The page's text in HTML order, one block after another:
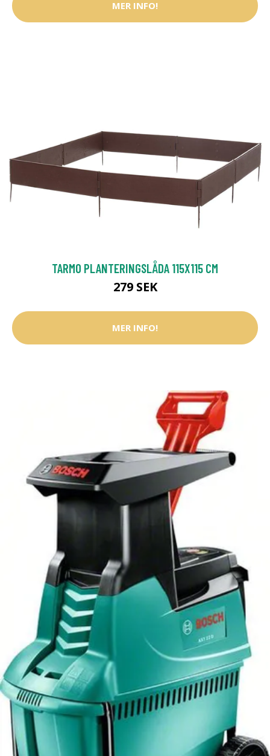
MER INFO!
TARMO PLANTERINGSLÅDA 115X115 CM
279 SEK
MER INFO!